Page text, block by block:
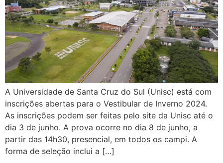
A Universidade de Santa Cruz do Sul (Unisc) está com
inscrições abertas para o Vestibular de Inverno 2024.
As inscrições podem ser feitas pelo site da Unisc até o
dia 3 de junho. A prova ocorre no dia 8 de junho, a
partir das 14h30, presencial, em todos os campi. A
forma de seleção inclui a […]